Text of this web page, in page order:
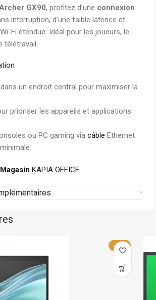
GX90, profitez d’une connexion
interruption, d’une faible latence et
Fi étendue. Idéal pour les joueurs, le
télétravail.
un endroit central pour maximiser la
prioriser les appareils et applications
ou PC gaming via câble Ethernet
Magasin KAPIA OFFICE